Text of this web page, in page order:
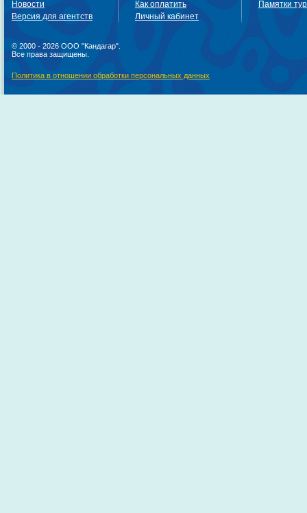
Новости
Версия для агентств
Как оплатить
Личный кабинет
Памятки
© 2000 - 2026 ООО "Кандагар".
Все права защищены.
Политика в отношении обработки персональных данных